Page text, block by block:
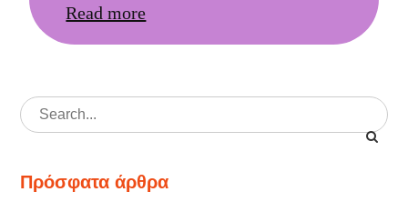
Read more
Search
for:
Πρόσφατα άρθρα